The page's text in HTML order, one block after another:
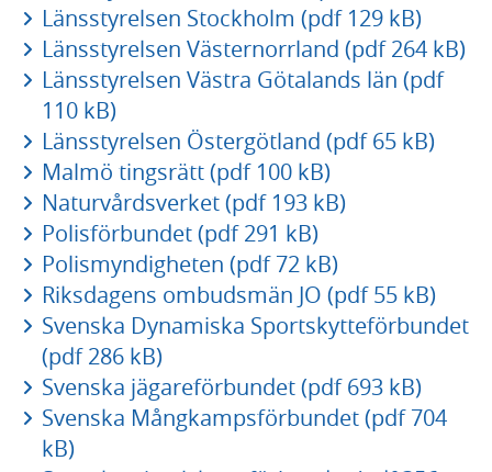
Länsstyrelsen Stockholm (pdf 129 kB)
Länsstyrelsen Västernorrland (pdf 264 kB)
Länsstyrelsen Västra Götalands län (pdf
110 kB)
Länsstyrelsen Östergötland (pdf 65 kB)
Malmö tingsrätt (pdf 100 kB)
Naturvårdsverket (pdf 193 kB)
Polisförbundet (pdf 291 kB)
Polismyndigheten (pdf 72 kB)
Riksdagens ombudsmän JO (pdf 55 kB)
Svenska Dynamiska Sportskytteförbundet
(pdf 286 kB)
Svenska jägareförbundet (pdf 693 kB)
Svenska Mångkampsförbundet (pdf 704
kB)